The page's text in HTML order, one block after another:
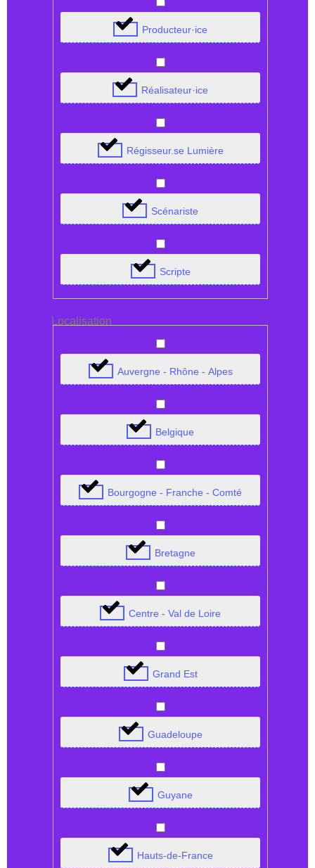
Producteur·ice
Réalisateur·ice
Régisseur.se Lumière
Scénariste
Scripte
Localisation
Auvergne - Rhône - Alpes
Belgique
Bourgogne - Franche - Comté
Bretagne
Centre - Val de Loire
Grand Est
Guadeloupe
Guyane
Hauts-de-France